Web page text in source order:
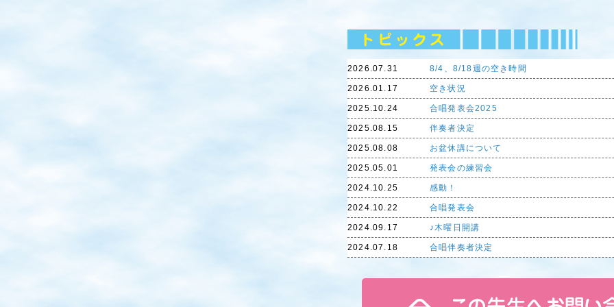
2026.07.31 8/4、8/18週の空き時間
2026.01.17 空き状況
2025.10.24 合唱発表会2025
2025.08.15 伴奏者決定
2025.08.08 お盆休講について
2025.05.01 発表会の練習会
2024.10.25 感動！
2024.10.22 合唱発表会
2024.09.17 ♪木曜日開講
2024.07.18 合唱伴奏者決定